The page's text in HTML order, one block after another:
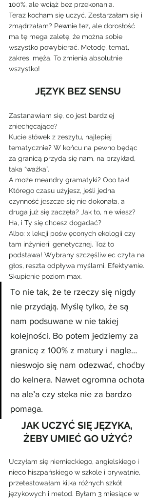
100%, ale wciąż bez przekonania.
Teraz kocham się uczyć. Zestarzałam się i
zmądrzałam? Pewnie też, ale dorosłość
ma tę mega zaletę, że można sobie
wszystko powybierać. Metodę, temat,
zakres, męża. To zmienia absolutnie
wszystko!
JĘZYK BEZ SENSU
Zastanawiam się, co jest bardziej
zniechęcające?
Kucie słówek z zeszytu, najlepiej
tematycznie? W końcu na pewno będąc
za granicą przyda się nam, na przykład,
taka “ważka”.
A może meandry gramatyki? Ooo tak!
Którego czasu użyjesz, jeśli jedna
czynność jeszcze się nie dokonała, a
druga już się zaczęła? Jak to, nie wiesz?
Ha, i Ty się chcesz dogadać?
Albo: x lekcji poświęconych ekologii czy
tam inżynierii genetycznej. Toż to
podstawa! Wybrany szczęśliwiec czyta na
głos, reszta odpływa myślami. Efektywnie.
Skupienie poziom max.
To nie tak, że te rzeczy się nigdy
nie przydają. Myślę tylko, że są
nam podsuwane w nie takiej
kolejności. Bo potem jedziemy za
granicę z 100% z matury i nagle…
nieswojo się nam odezwać, choćby
do kelnera. Nawet ogromna ochota
na ale’a czy steka nie za bardzo
pomaga.
JAK UCZYĆ SIĘ JĘZYKA,
ŻEBY UMIEĆ GO UŻYĆ?
Uczyłam się niemieckiego, angielskiego i
nieco hiszpańskiego w szkole i prywatnie,
przetestowałam kilka różnych szkół
językowych i metod. Byłam 3 miesiące w